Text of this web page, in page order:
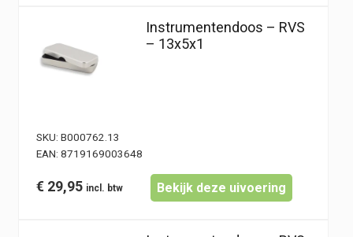
Instrumentendoos – RVS
– 13x5x1
SKU: B000762.13
EAN: 8719169003648
€ 29,95 Bekijk deze uivoering